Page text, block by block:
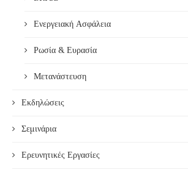
Ενεργειακή Ασφάλεια
Ρωσία & Ευρασία
Μετανάστευση
Εκδηλώσεις
Σεμινάρια
Ερευνητικές Εργασίες